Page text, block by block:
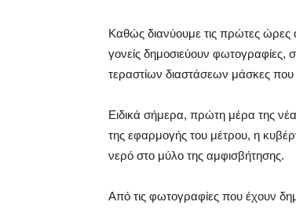
Καθώς διανύουμε τις πρώτες ώρες
γονείς δημοσιεύουν φωτογραφίες,
τεραστίων διαστάσεων μάσκες που
Ειδικά σήμερα, πρώτη μέρα της
της εφαρμογής του μέτρου, η
νερό στο μύλο της αμφισβήτησης.
Από τις φωτογραφίες που έχουν